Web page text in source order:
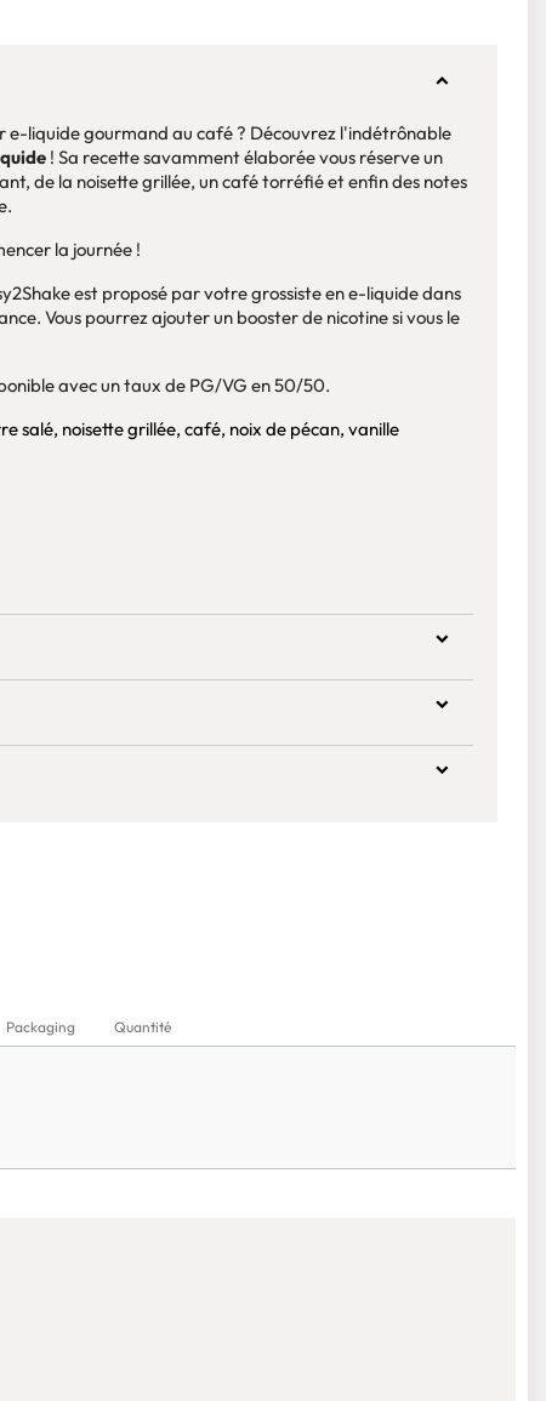
e-liquide gourmand au café ? Découvrez l'indétrônable
! Sa recette savamment élaborée vous réserve un
de la noisette grillée, un café torréfié et enfin des notes
la journée !
est proposé par votre grossiste en e-liquide dans
Vous pourrez ajouter un booster de nicotine si vous le
avec un taux de PG/VG en 50/50.
salé, noisette grillée, café, noix de pécan, vanille
Packaging Quantité